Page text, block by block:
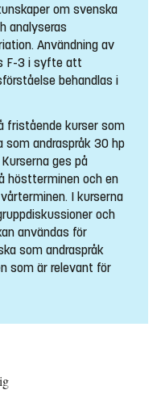
om svenska
analyseras
Användning av
F-3 i syfte att
behandlas i
fristående kurser som
andraspråk 30 hp
ges på
höstterminen och en
I kurserna
och
användas för
som andraspråk
som är relevant för